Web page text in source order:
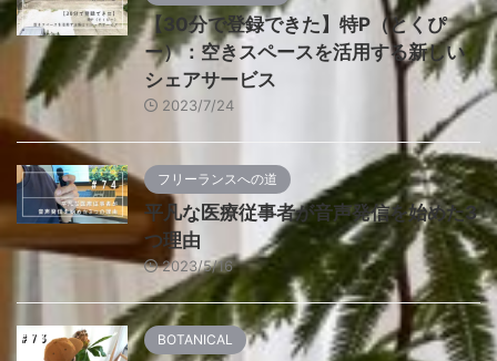
【30分で登録できた】特P（とくぴ
ー）：空きスペースを活用する新しい
シェアサービス
2023/7/24
フリーランスへの道
平凡な医療従事者が音声発信を始めた3
つ理由
2023/5/16
BOTANICAL